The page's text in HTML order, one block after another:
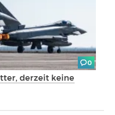
0
derzeit keine